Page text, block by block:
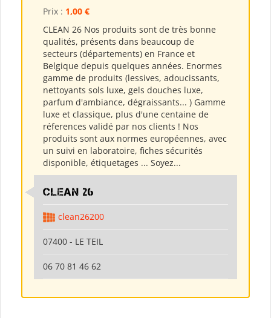
Prix : 1,00 €
CLEAN 26 Nos produits sont de très bonne
qualités, présents dans beaucoup de
secteurs (départements) en France et
Belgique depuis quelques années. Enormes
gamme de produits (lessives, adoucissants,
nettoyants sols luxe, gels douches luxe,
parfum d'ambiance, dégraissants... ) Gamme
luxe et classique, plus d'une centaine de
réferences validé par nos clients ! Nos
produits sont aux normes européennes, avec
un suivi en laboratoire, fiches sécurités
disponible, étiquetages ... Soyez...
clean 26
clean26200
07400 - LE TEIL
06 70 81 46 62